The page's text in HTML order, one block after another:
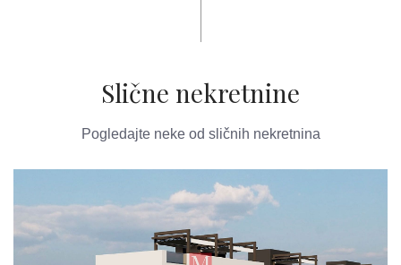
Slične nekretnine
Pogledajte neke od sličnih nekretnina